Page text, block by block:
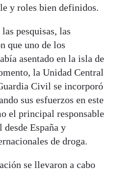
y roles bien definidos.
pesquisas, las
que uno de los
asentado en la isla de
la Unidad Central
Civil se incorporó
sus esfuerzos en este
el principal responsable
España y
de droga.
se llevaron a cabo